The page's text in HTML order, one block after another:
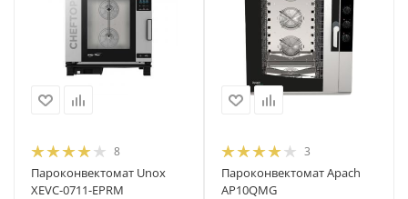
8
Пароконвектомат Unox
XEVC-0711-EPRM
3
Пароконвектомат Apach
AP10QMG